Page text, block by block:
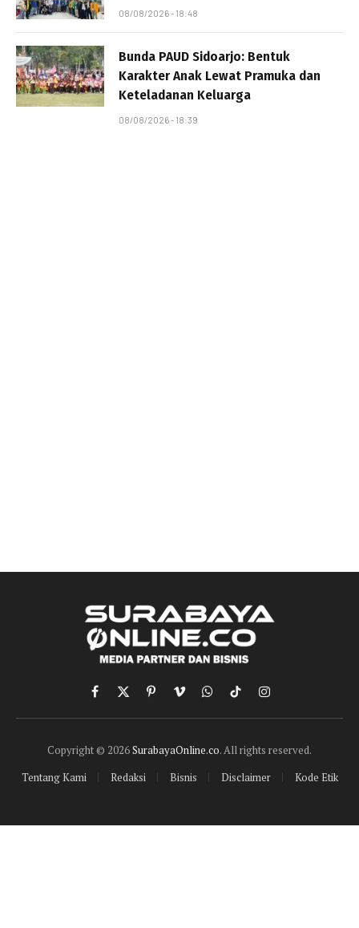
08/08/2026 - 18:48
Bunda PAUD Sidoarjo: Bentuk
Karakter Anak Lewat Pramuka dan
Keteladanan Keluarga
08/08/2026 - 18:39
Facebook
X
(Twitter)
PinterestVimeoWhatsApp
TikTokInstagram
Copyright © 2026SurabayaOnline.co. All rights reserved.
Tentang Kami
Redaksi Bisnis Disclaimer Kode Etik